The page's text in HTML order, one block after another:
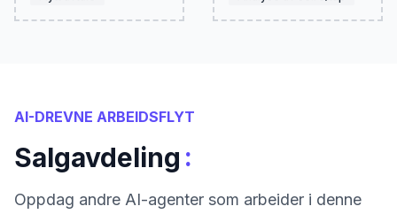
AI-DREVNE ARBEIDSFLYT
Salgavdeling :
Oppdag andre AI-agenter som arbeider i denne